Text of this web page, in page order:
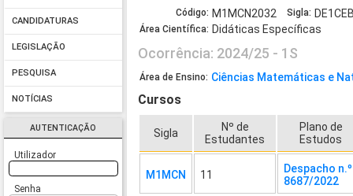
CANDIDATURAS
LEGISLAÇÃO
PESQUISA
NOTÍCIAS
AUTENTICAÇÃO
Utilizador
Senha
Código: M1MCN2032 Sigla:
Área Científica: Didáticas Específicas
Ocorrência: 2024/25 - 1S
Área de Ensino: Ciências Matemáticas e
Cursos
Sigla
Nº de
Estudantes
Plano de
Estudos
M1MCN 11
Despacho n.º
8687/2022